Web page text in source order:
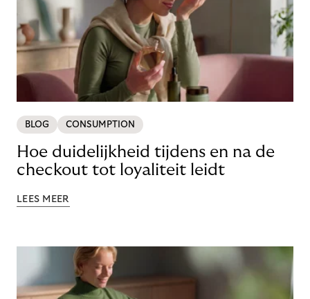
BLOG CONSUMPTION
Hoe duidelijkheid tijdens en na de
checkout tot loyaliteit leidt
LEES MEER